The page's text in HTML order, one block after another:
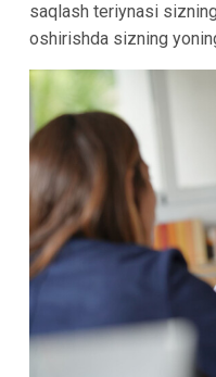
saqlash teriynasi
oshirishda sizning